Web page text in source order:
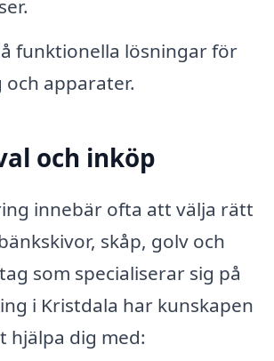
funktionella lösningar för
apparater.
och inköp
innebär ofta att välja rätt
skåp, golv och
som specialiserar sig på
i Kristdala har kunskapen
hjälpa dig med: